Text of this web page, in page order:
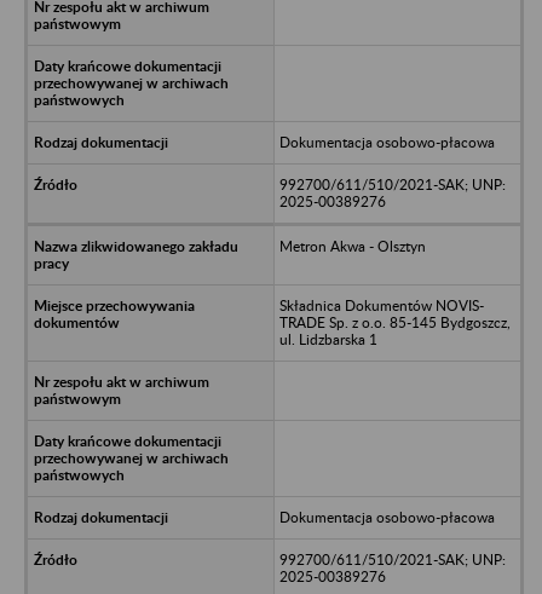
Dokumentacja osobowo-płacowa
992700/611/510/2021-SAK; UNP:
2025-00389276
Metron Akwa - Olsztyn
Składnica Dokumentów NOVIS-
TRADE Sp. z o.o. 85-145 Bydgoszcz,
ul. Lidzbarska 1
Dokumentacja osobowo-płacowa
992700/611/510/2021-SAK; UNP:
2025-00389276